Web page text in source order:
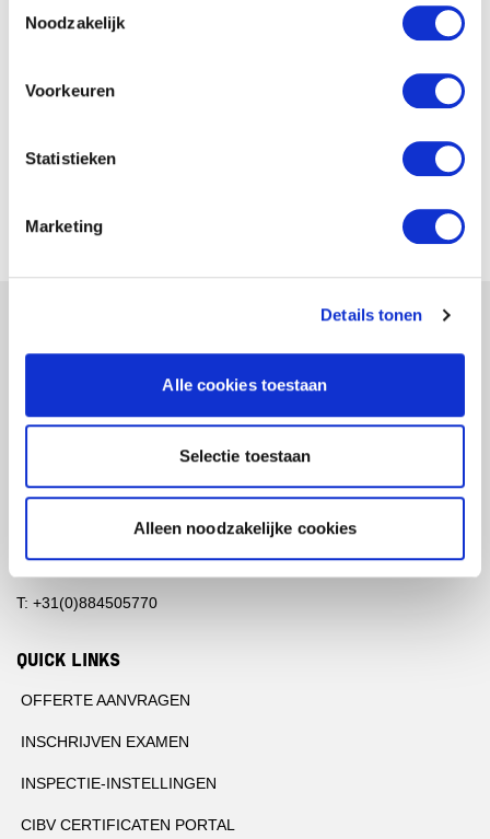
Noodzakelijk
Voorkeuren
Statistieken
Marketing
Details tonen
Alle cookies toestaan
Selectie toestaan
Alleen noodzakelijke cookies
Telefoon
0543547474
fmproduct@pentair.com
Klantnummer
3800 GD AMERSFOORT
BEZOEKADRES
PLOTTERWEG 38
3821 BB AMERSFOORT
T: +31(0)884505770
QUICK LINKS
OFFERTE AANVRAGEN
INSCHRIJVEN EXAMEN
INSPECTIE-INSTELLINGEN
CIBV CERTIFICATEN PORTAL